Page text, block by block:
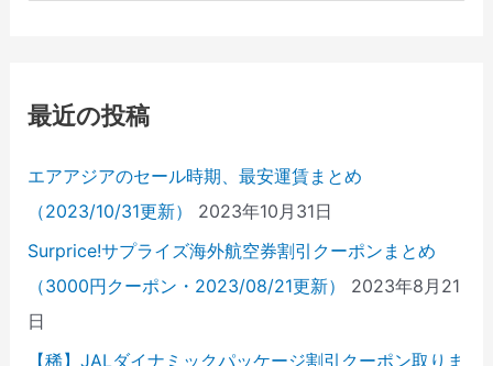
最近の投稿
エアアジアのセール時期、最安運賃まとめ
（2023/10/31更新）
2023年10月31日
Surprice!サプライズ海外航空券割引クーポンまとめ
（3000円クーポン・2023/08/21更新）
2023年8月21
日
【稀】JALダイナミックパッケージ割引クーポン取りま